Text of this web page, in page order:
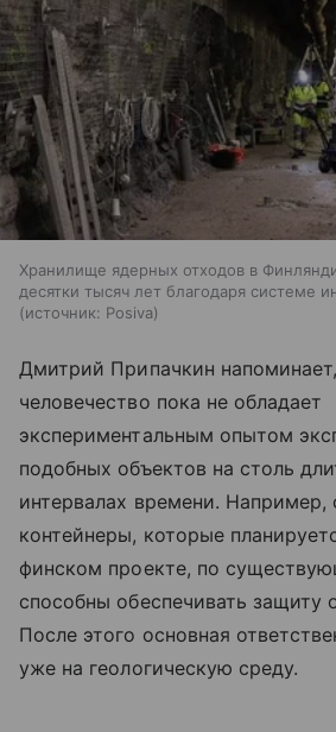
Хранилище ядерных отходов в
десятки тысяч лет благодаря системе
источник: Posiva
Дмитрий Припачкин
человечество пока не обладает
экспериментальным опытом
подобных объектов на столь
интервалах времени. Например,
контейнеры, которые
финском проекте, по
способны обеспечивать защиту
После этого основная
уже на геологическую среду.